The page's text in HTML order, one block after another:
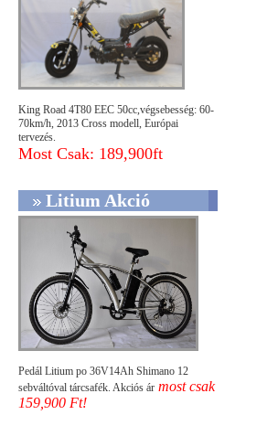
King Road 4T80 EEC 50cc,végsebesség: 60-
70km/h, 2013 Cross modell, Európai
tervezés.
Most Csak: 189,900ft
Litium Akció
Pedál Litium po 36V14Ah Shimano 12
sebváltóval tárcsafék. Akciós ár most csak
159,900 Ft!